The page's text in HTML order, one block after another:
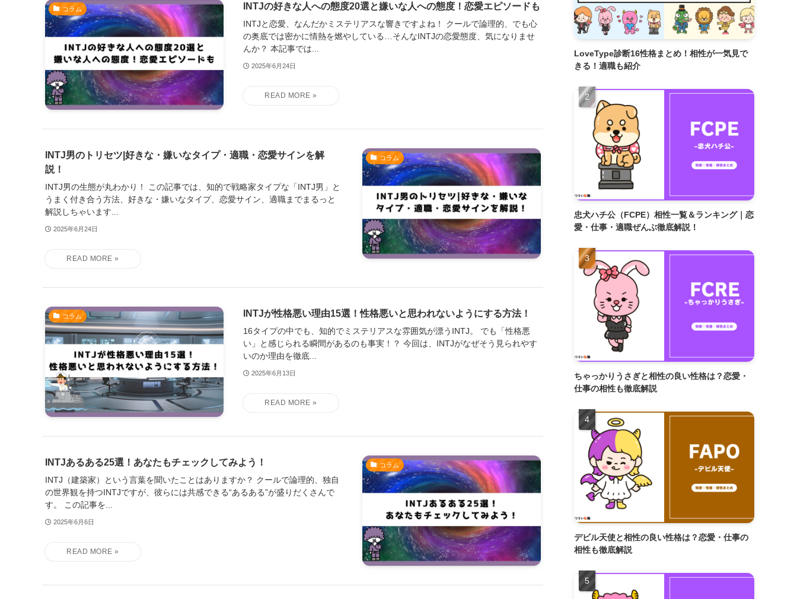
コラム INTJの好きな人への態度20選と嫌いな人への態度！恋愛エピソードも
INTJと恋愛、なんだかミステリアスな響きですよね！ クールで論理的、でも心
の奥底では密かに情熱を燃やしている…そんなINTJの恋愛態度、気になりませ
んか？ 本記事では...
2025年6月24日
コラム
INTJ男のトリセツ|好きな・嫌いなタイプ・適職・恋愛サインを解
説！
INTJ男の生態が丸わかり！ この記事では、知的で戦略家タイプな「INTJ男」と
うまく付き合う方法、好きな・嫌いなタイプ、恋愛サイン、適職までまるっと
解説しちゃいます...
2025年6月24日
コラム INTJが性格悪い理由15選！性格悪いと思われないようにする方法！
16タイプの中でも、知的でミステリアスな雰囲気が漂うINTJ。 でも「性格悪
い」と感じられる瞬間があるのも事実！？ 今回は、INTJがなぜそう見られやす
いのか理由を徹底...
2025年6月13日
コラム
INTJあるある25選！あなたもチェックしてみよう！
INTJ（建築家）という言葉を聞いたことはありますか？ クールで論理的、独自
の世界観を持つINTJですが、彼らには共感できる“あるある”が盛りだくさんで
す。 この記事を...
2025年6月6日
LoveType診断16性格まとめ！相性が一気見で
きる！適職も紹介
忠犬ハチ公（FCPE）相性一覧＆ランキング｜恋
愛・仕事・適職ぜんぶ徹底解説！
ちゃっかりうさぎと相性の良い性格は？恋愛・
仕事の相性も徹底解説
デビル天使と相性の良い性格は？恋愛・仕事の
相性も徹底解説